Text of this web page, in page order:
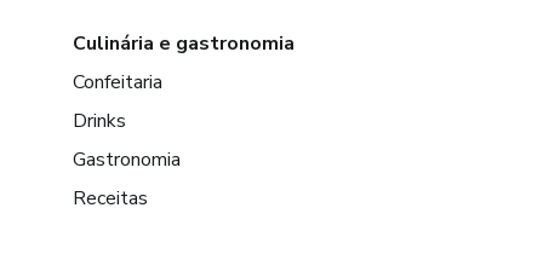
Culinária e gastronomia
Confeitaria
Drinks
Gastronomia
Receitas